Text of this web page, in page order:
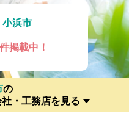
小浜市
件掲載中！
の
・工務店を見る